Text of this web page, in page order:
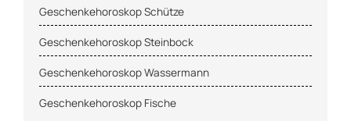
Familienhoroskop
Finanzhoroskop
Fitnesshoroskop
Geschenkehoroskop Schütze
Geschenkehoroskop Steinbock
Geschenkehoroskop Wassermann
Geschenkehoroskop Fische